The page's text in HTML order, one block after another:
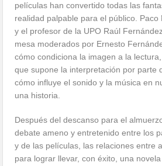
películas han convertido todas las
realidad palpable para el público. Paco
y el profesor de la UPO Raúl
mesa moderados por Ernesto
cómo condiciona la imagen a la
que supone la interpretación por parte
cómo influye el sonido y la música en
una historia.
Después del descanso para el
debate ameno y entretenido entre los
y de las películas, las relaciones entre
para lograr llevar, con éxito, una